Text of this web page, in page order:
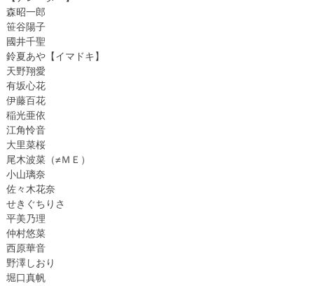
森昭一郎
笹谷陽子
國井千聖
鈴夏あや【イマドキ】
天野翔愛
有坂心花
伊藤百花
稲光亜依
江角怜音
大里菜桜
尾木波菜（≠ＭＥ）
小山璃奈
佐々木花奈
せきぐちりさ
平美乃理
仲村悠菜
西原華音
野澤しおり
堀口真帆